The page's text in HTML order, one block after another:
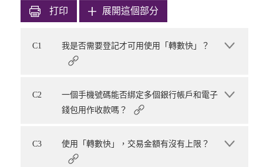
打印 展開這個部分
C1 我是否需要登記才可用使用「轉數快」？
C2
一個手機號碼能否綁定多個銀行帳戶和電子
錢包用作收款嗎？
C3 使用「轉數快」，交易金額有沒有上限？